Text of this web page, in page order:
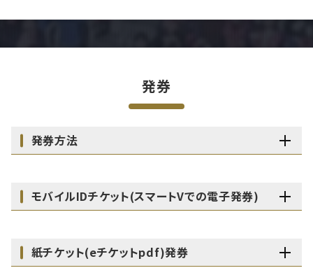
発券
発券方法
モバイルIDチケット(スマートVでの電子発券)
紙チケット(eチケットpdf)発券